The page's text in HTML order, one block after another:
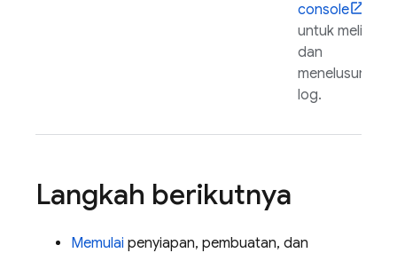
console
untuk melihat
dan
menelusuri
log.
Langkah berikutnya
Memulai penyiapan, pembuatan, dan